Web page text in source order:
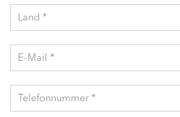
Land *
E-Mail *
Telefonnummer *